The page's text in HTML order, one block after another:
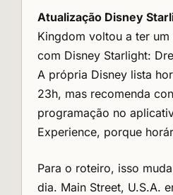
Atualização Disney
Kingdom voltou a ter
com Disney Starlight:
A própria Disney lista
23h, mas recomenda
programação no
Experience, porque
Para o roteiro, isso
dia. Main Street, U.S.A.